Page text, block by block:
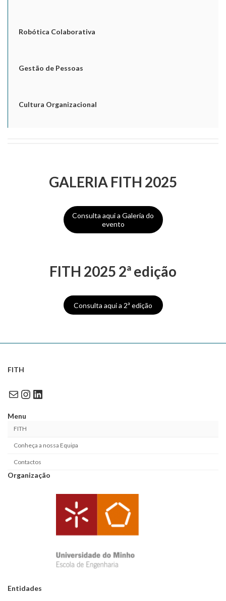
Robótica Colaborativa
Gestão de Pessoas
Cultura Organizacional
GALERIA FITH 2025
Consulta aqui a Galeria do
evento
FITH 2025 2ª edição
Consulta aqui a 2ª edição
FITH
MailInstagram
LinkedIn
Menu
FITH
Conheça a nossa Equipa
Contactos
Organização
Entidades